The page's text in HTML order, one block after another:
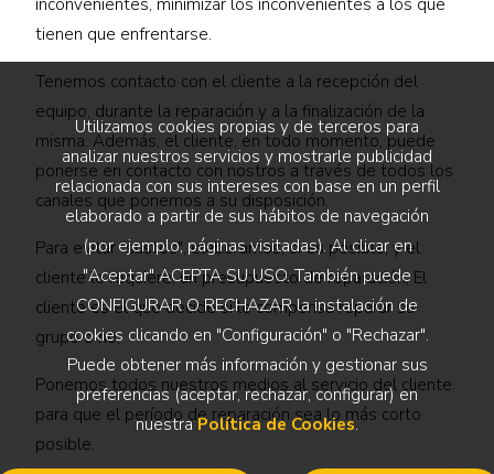
Utilizamos cookies propias y de terceros para
analizar nuestros servicios y mostrarle publicidad
relacionada con sus intereses con base en un perfil
elaborado a partir de sus hábitos de navegación
(por ejemplo, páginas visitadas). Al clicar en
"Aceptar" ACEPTA SU USO. También puede
CONFIGURAR O RECHAZAR la instalación de
cookies clicando en "Configuración" o "Rechazar".
Puede obtener más información y gestionar sus
preferencias (aceptar, rechazar, configurar) en
nuestraPolítica de Cookies.
inconvenientes, minimizar los inconvenientes a los que
tienen que enfrentarse.
Tenemos contacto con el cliente a la recepción del
equipo, durante la reparación y a la finalización de la
misma. Además, el cliente, en todo momento, puede
ponerse en contacto con nostros a través de todos los
canales que ponemos a su disposición.
Para evitar "sustos", elaboramos, si es posible, y el
cliente lo requiere, un presupuesto de reparación, El
cliente es el que decide si le compensa reparar su
grupo o no,
Ponemos todos nuestros medios al servicio del cliente
para que el período de reparación sea lo más corto
posible.